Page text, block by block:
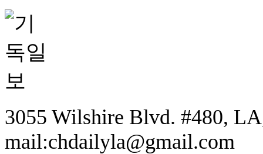
3055 Wilshire Blvd. #480,
mail:chdailyla@gmail.com